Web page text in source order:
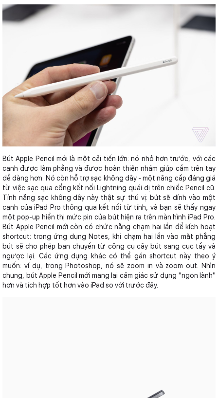
Bút Apple Pencil mới là một cải tiến lớn: nó nhỏ hơn trước, với các
cạnh được làm phẳng và được hoàn thiện nhám giúp cầm trên tay
dễ dàng hơn. Nó còn hỗ trợ sạc không dây - một nâng cấp đáng giá
từ việc sạc qua cổng kết nối Lightning quái dị trên chiếc Pencil cũ.
Tính năng sạc không dây này thật sự thú vị: bút sẽ dính vào một
cạnh của iPad Pro thông qua kết nối từ tính, và bạn sẽ thấy ngay
một pop-up hiển thị mức pin của bút hiện ra trên màn hình iPad Pro.
Bút Apple Pencil mới còn có chức năng chạm hai lần để kích hoạt
shortcut: trong ứng dụng Notes, khi chạm hai lần vào mặt phẳng
bút sẽ cho phép bạn chuyển từ công cụ cây bút sang cục tẩy và
ngược lại. Các ứng dụng khác có thể gán shortcut này theo ý
muốn: ví dụ, trong Photoshop, nó sẽ zoom in và zoom out. Nhìn
chung, bút Apple Pencil mới mang lại cảm giác sử dụng "ngon lành"
hơn và tích hợp tốt hơn vào iPad so với trước đây.